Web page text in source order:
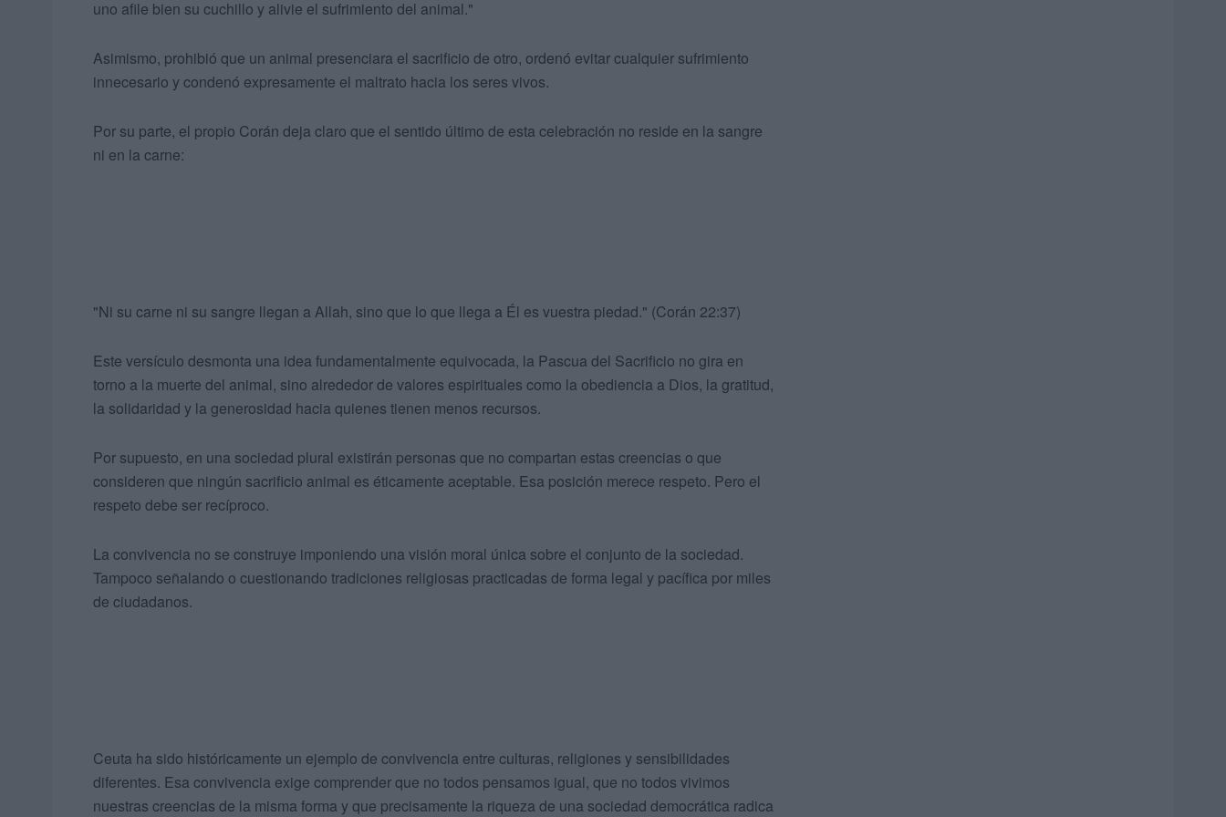
uno afile bien su cuchillo y alivie el sufrimiento del animal."
Asimismo, prohibió que un animal presenciara el sacrificio de otro, ordenó evitar cualquier sufrimiento
innecesario y condenó expresamente el maltrato hacia los seres vivos.
Por su parte, el propio Corán deja claro que el sentido último de esta celebración no reside en la sangre
ni en la carne:
"Ni su carne ni su sangre llegan a Allah, sino que lo que llega a Él es vuestra piedad." (Corán 22:37)
Este versículo desmonta una idea fundamentalmente equivocada, la Pascua del Sacrificio no gira en
torno a la muerte del animal, sino alrededor de valores espirituales como la obediencia a Dios, la gratitud,
la solidaridad y la generosidad hacia quienes tienen menos recursos.
Por supuesto, en una sociedad plural existirán personas que no compartan estas creencias o que
consideren que ningún sacrificio animal es éticamente aceptable. Esa posición merece respeto. Pero el
respeto debe ser recíproco.
La convivencia no se construye imponiendo una visión moral única sobre el conjunto de la sociedad.
Tampoco señalando o cuestionando tradiciones religiosas practicadas de forma legal y pacífica por miles
de ciudadanos.
Ceuta ha sido históricamente un ejemplo de convivencia entre culturas, religiones y sensibilidades
diferentes. Esa convivencia exige comprender que no todos pensamos igual, que no todos vivimos
nuestras creencias de la misma forma y que precisamente la riqueza de una sociedad democrática radica